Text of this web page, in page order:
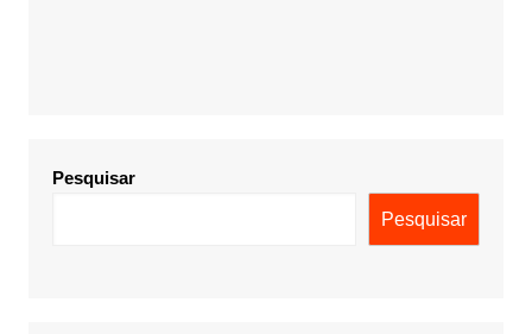
Pesquisar
Pesquisar